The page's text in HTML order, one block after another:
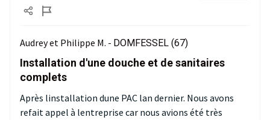
Audrey et Philippe M. - DOMFESSEL (67)
Installation d'une douche et de sanitaires
complets
Après linstallation dune PAC lan dernier. Nous avons
refait appel à lentreprise car nous avions été très